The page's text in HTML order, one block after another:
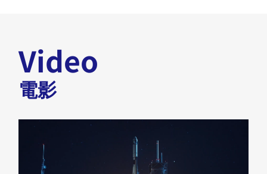
Video
電影